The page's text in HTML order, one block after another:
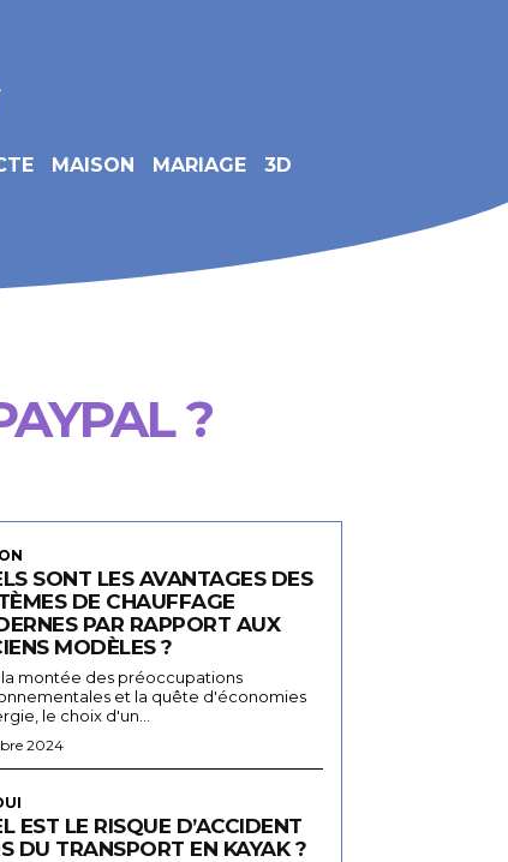
MAISON MARIAGE 3D
?
SONT LES AVANTAGES DES
DE CHAUFFAGE
PAR RAPPORT AUX
MODÈLES ?
montée des préoccupations
et la quête d'économies
le choix d'un...
2024
EST LE RISQUE D’ACCIDENT
DU TRANSPORT EN KAYAK ?